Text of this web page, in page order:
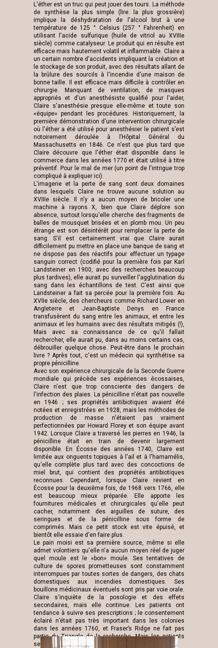
L'éther est un truc qui peut jouer des tours. La méthode
de synthèse la plus simple (lire: la plus grossière)
implique la déshydratation de l'alcool brut à une
température de 125 ° Celsius (257 ° Fahrenheit) en
utilisant l'acide sulfurique (huile de vitriol au XVIIIe
siècle) comme catalyseur. Le produit qui en résulte est
efficace mais hautement volatil et inflammable. Claire a
un certain nombre d'accidents impliquant la création et
le stockage de son produit, avec des résultats allant de
la brûlure des sourcils à l'incendie d'une maison de
bonne taille. Il est efficace mais difficile à contrôler en
chirurgie. Manquant de ventilation, de masques
appropriés et d'un anesthésiste qualifié pour l'aider,
Claire s'anesthésie presque elle-même et toute son
«équipe» pendant les procédures. Historiquement, la
première démonstration d'une intervention chirurgicale
où l'éther a été utilisé pour anesthésier le patient s’est
notoirement déroulée à l’Hôpital Général du
Massachusetts en 1846. Ce n'est que plus tard que
Claire découvre que l'éther était disponible dans le
commerce dans les années 1770 et était utilisé à titre
préventif. Pour le mal de mer (un point de l'intrigue trop
compliqué à expliquer ici).
L'imagerie et la perte de sang sont deux domaines
dans lesquels Claire ne trouve aucune solution au
XVIIIe siècle. Il n'y a aucun moyen de bricoler une
machine à rayons X, bien que Claire déplore son
absence, surtout lorsqu'elle cherche des fragments de
balles de mousquet brisées et en plomb mou. Un peu
étrange est son désintérêt pour remplacer la perte de
sang. S'il est certainement vrai que Claire aurait
difficilement pu mettre en place une banque de sang et
ne dispose pas des réactifs pour effectuer un typage
sanguin correct (codifié pour la première fois par Karl
Landsteiner en 1900, avec des recherches beaucoup
plus tardives), elle aurait pu surveiller l'agglutination du
sang dans les échantillons de test. C'est ainsi que
Landsteiner a fait sa percée pour la première fois. Au
XVIIe siècle, des chercheurs comme Richard Lower en
Angleterre et Jean-Baptiste Denys en France
transfusèrent du sang entre les animaux, et entre les
animaux et les humains avec des résultats mitigés (!),
Mais avec sa connaissance de ce qu'il fallait
rechercher, elle aurait pu, dans au moins certains cas,
débrouiller quelque chose. Peut-être dans le prochain
livre ? Après tout, c'est un médecin qui synthétise sa
propre pénicilline.
Avec son expérience chirurgicale de la Seconde Guerre
mondiale qui précède ses expériences écossaises,
Claire n'est que trop consciente des dangers de
l'infection des plaies. La pénicilline n'était pas nouvelle
en 1946 ; ses propriétés antibiotiques avaient été
notées et enregistrées en 1928, mais les méthodes de
production de masse n'étaient pas vraiment
perfectionnées par Howard Florey et son équipe avant
1942. Lorsque Claire a traversé les pierres en 1946, la
pénicilline était en train de devenir largement
disponible. En Écosse des années 1740, Claire est
limitée aux onguents topiques à l'ail et à l'hamamélis,
qu'elle complète plus tard avec des concoctions de
miel brut, qui contient des propriétés antibiotiques
reconnues. Cependant, lorsque Claire revient en
Écosse pour la deuxième fois, de 1968 vers 1766, elle
est beaucoup mieux préparée. Elle apporte les
fournitures médicales et chirurgicales qu'elle peut
cacher, notamment des aiguilles de suture, des
seringues et de la pénicilline sous forme de
comprimés. Mais ce petit stock est vite épuisé, et
bientôt elle essaie d'en faire plus.
Le pain moisi est sa première source, même si elle
admet volontiers qu'elle n'a aucun moyen réel de juger
quel moule est le «bon» moule. Ses tentatives de
culture de spores prometteuses sont constamment
interrompues par toutes sortes de dangers, des chats
domestiques aux incendies domestiques. Ses
bouillons médicinaux éventuels sont pris par voie orale.
Claire s'inquiète de la posologie et des effets
secondaires, mais elle continue. Les patients ont
tendance à suivre ses prescriptions ; le consentement
éclairé n’était pas très important dans les colonies
dans les années 1760, et Fraser’s Ridge ne fait pas
partie du Triangle de la recherche. Mais les patients
semblent vraiment s’en remettre.